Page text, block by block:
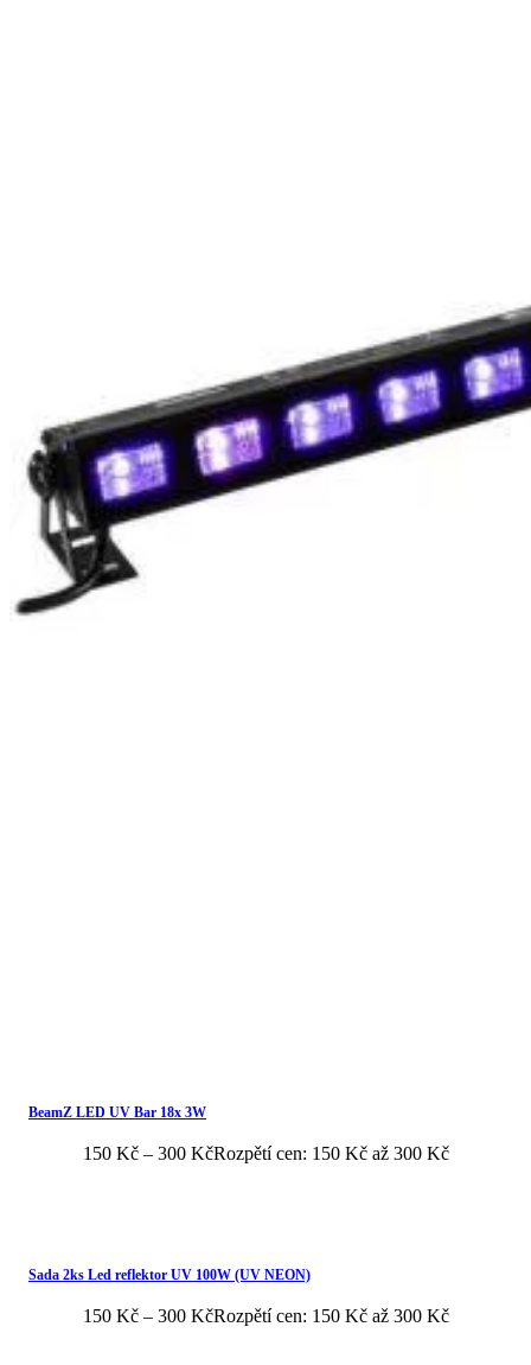
BeamZ LED UV Bar 18x 3W
150 Kč – 300 KčRozpětí cen: 150 Kč až 300 Kč
Sada 2ks Led reflektor UV 100W (UV NEON)
150 Kč – 300 KčRozpětí cen: 150 Kč až 300 Kč